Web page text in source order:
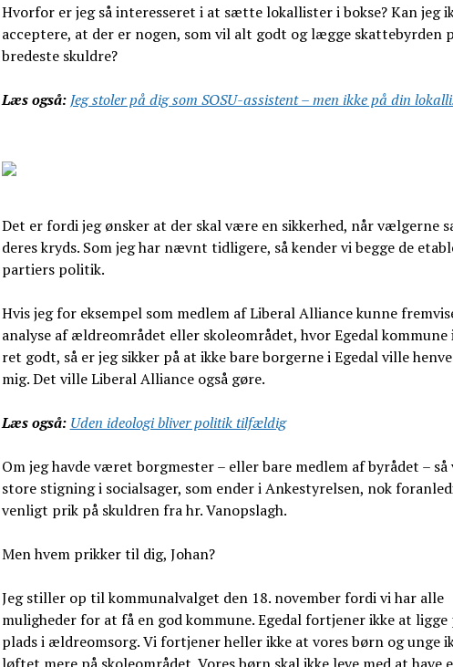
Hvorfor er jeg så interesseret i at sætte lokallister i bokse? Kan jeg
acceptere, at der er nogen, som vil alt godt og lægge skattebyrden
bredeste skuldre?
Læs også: Jeg stoler på dig som SOSU-assistent – men ikke på din
Det er fordi jeg ønsker at der skal være en sikkerhed, når vælgerne
deres kryds. Som jeg har nævnt tidligere, så kender vi begge de
partiers politik.
Hvis jeg for eksempel som medlem af Liberal Alliance kunne
analyse af ældreområdet eller skoleområdet, hvor Egedal kommune
ret godt, så er jeg sikker på at ikke bare borgerne i Egedal ville
mig. Det ville Liberal Alliance også gøre.
Læs også: Uden ideologi bliver politik tilfældig
Om jeg havde været borgmester – eller bare medlem af byrådet – så
store stigning i socialsager, som ender i Ankestyrelsen, nok
venligt prik på skuldren fra hr. Vanopslagh.
Men hvem prikker til dig, Johan?
Jeg stiller op til kommunalvalget den 18. november fordi vi har alle
muligheder for at få en god kommune. Egedal fortjener ikke at ligge
plads i ældreomsorg. Vi fortjener heller ikke at vores børn og unge